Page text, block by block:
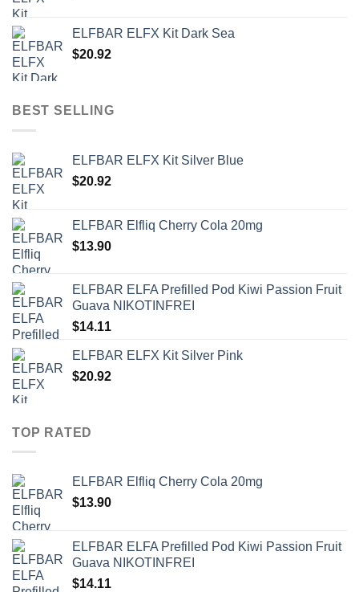
ELFBAR ELFX Kit Dark Sea
$20.92
BEST SELLING
ELFBAR ELFX Kit Silver Blue
$20.92
ELFBAR Elfliq Cherry Cola 20mg
$13.90
ELFBAR ELFA Prefilled Pod Kiwi Passion Fruit
Guava NIKOTINFREI
$14.11
ELFBAR ELFX Kit Silver Pink
$20.92
TOP RATED
ELFBAR Elfliq Cherry Cola 20mg
$13.90
ELFBAR ELFA Prefilled Pod Kiwi Passion Fruit
Guava NIKOTINFREI
$14.11